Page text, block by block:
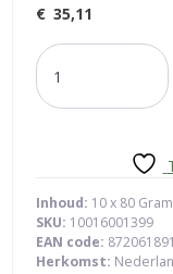
€ 35,11
pure
chocolade
65%
Inhoud: 10 x 80
SKU: 10016001399
EAN code:
Herkomst: